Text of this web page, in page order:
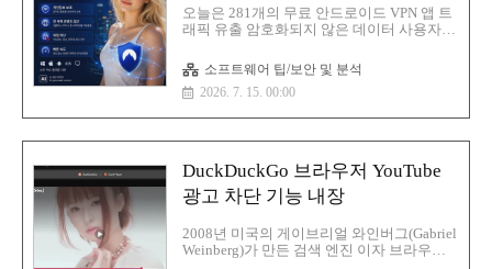
은 기본 저장소를 공유하는 BYREF 매개변수를
사용하여 COM 메서드를 호출하기 위해 IDis..
오늘은 281개의 무료 안드로이드 VPN 앱 트
래픽 유출 암호화되지 않은 데이터 사용자
어 보겠습니다.연구원들은 구글 플레이 스토
어에서 가장 인기 있는 무료 VPN 앱 281개를
새로운 테스트 시스템으로 분석한 결과 많은
보호하는 기능을 제대로 수행하지 못하는 것
으로 나타났다.하나 이상의 문제가 있는 것
으로 표시된 앱들은 24억 회 이상 설치되었
음문제는 복잡한 것이 아니라 기본적인 것들
이며 29개의 앱은 암호화된 터널 외부로 사
용자 트래픽이 유출되도록 허용하는데 여기
에는 사용자가 방문하는 웹사이트를 드러내
는 DNS 조회 정보도 포함되며 61개의 앱은
소프트웨어 팁/보안 및 분석
2026. 7. 15. 00:00
DuckDuckGo 브라우저 YouTube
광고 차단 기능 내장
2008년 미국의 게이브리얼 와인버그(Gabriel
Weinberg)가 만든 검색 엔진 이자 브라우저